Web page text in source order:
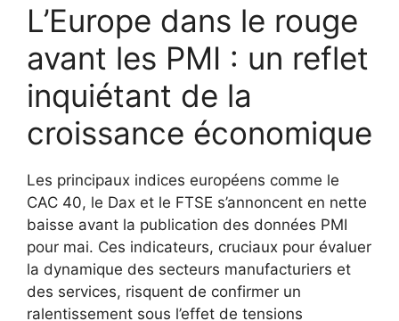
L’Europe dans le rouge
avant les PMI : un reflet
inquiétant de la
croissance économique
Les principaux indices européens comme le
CAC 40, le Dax et le FTSE s’annoncent en nette
baisse avant la publication des données PMI
pour mai. Ces indicateurs, cruciaux pour évaluer
la dynamique des secteurs manufacturiers et
des services, risquent de confirmer un
ralentissement sous l’effet de tensions